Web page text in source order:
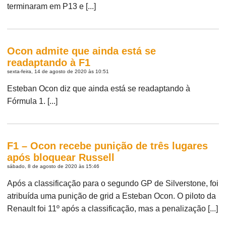
terminaram em P13 e [...]
Ocon admite que ainda está se
readaptando à F1
sexta-feira, 14 de agosto de 2020 às 10:51
Esteban Ocon diz que ainda está se readaptando à
Fórmula 1. [...]
F1 – Ocon recebe punição de três lugares
após bloquear Russell
sábado, 8 de agosto de 2020 às 15:46
Após a classificação para o segundo GP de Silverstone, foi
atribuída uma punição de grid a Esteban Ocon. O piloto da
Renault foi 11º após a classificação, mas a penalização [...]